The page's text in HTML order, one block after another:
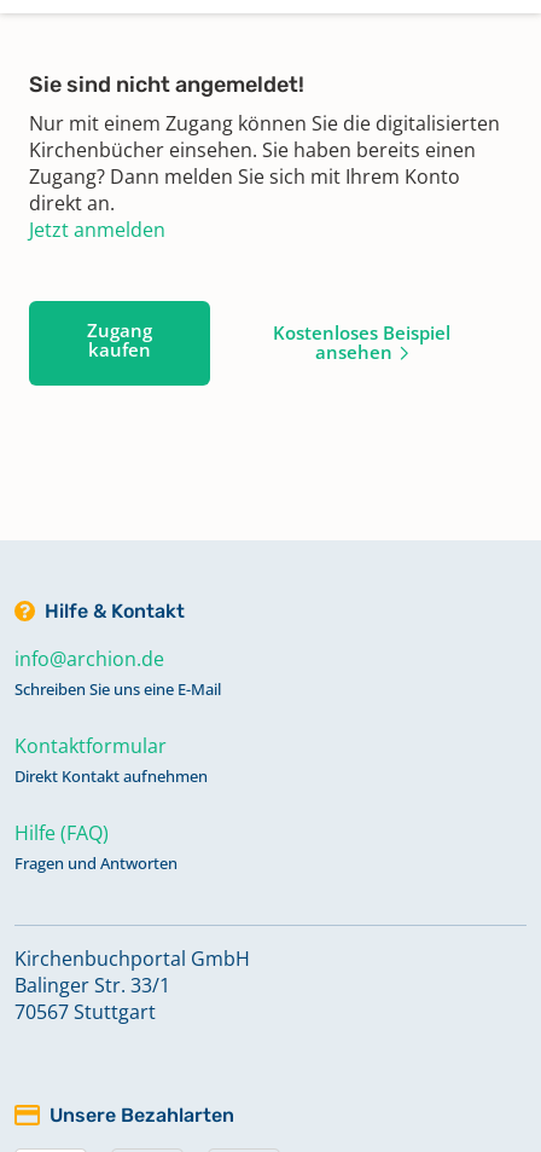
Sie sind nicht angemeldet!
Nur mit einem Zugang können Sie die digitalisierten
Kirchenbücher einsehen. Sie haben bereits einen
Zugang? Dann melden Sie sich mit Ihrem Konto
direkt an.
Jetzt anmelden
Zugang
kaufen
Kostenloses Beispiel
ansehen
Hilfe & Kontakt
info@archion.de
Schreiben Sie uns eine E-Mail
Kontaktformular
Direkt Kontakt aufnehmen
Hilfe (FAQ)
Fragen und Antworten
Kirchenbuchportal GmbH
Balinger Str. 33/1
70567 Stuttgart
Unsere Bezahlarten